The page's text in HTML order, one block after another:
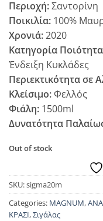
Περιοχή:Σαντορίνη
Ποικιλία: 100%
Χρονιά:2020
Κατηγορία
Ένδειξη Κυκλάδες
Περιεκτικότητα σε
Κλείσιμο:Φελλός
Φιάλη: 1500ml
Δυνατότητα
Out of stock
SKU:sigma20m
Categories: MAGNUM,
ΚΡΑΣΙ,Σιγάλας